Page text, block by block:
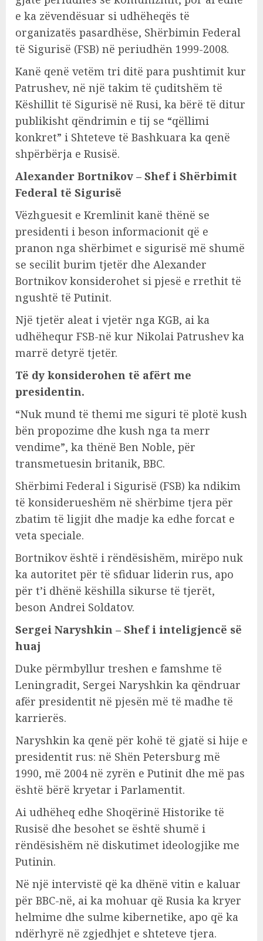
e ka zëvendësuar si udhëheqës të
organizatës pasardhëse, Shërbimin Federal
të Sigurisë (FSB) në periudhën 1999-2008.
Kanë qenë vetëm tri ditë para pushtimit kur
Patrushev, në një takim të çuditshëm të
Këshillit të Sigurisë në Rusi, ka bërë të ditur
publikisht qëndrimin e tij se “qëllimi
konkret” i Shteteve të Bashkuara ka qenë
shpërbërja e Rusisë.
Alexander Bortnikov – Shef i Shërbimit
Federal të Sigurisë
Vëzhguesit e Kremlinit kanë thënë se
presidenti i beson informacionit që e
pranon nga shërbimet e sigurisë më shumë
se secilit burim tjetër dhe Alexander
Bortnikov konsiderohet si pjesë e rrethit të
ngushtë të Putinit.
Një tjetër aleat i vjetër nga KGB, ai ka
udhëhequr FSB-në kur Nikolai Patrushev ka
marrë detyrë tjetër.
Të dy konsiderohen të afërt me
presidentin.
“Nuk mund të themi me siguri të plotë kush
bën propozime dhe kush nga ta merr
vendime”, ka thënë Ben Noble, për
transmetuesin britanik, BBC.
Shërbimi Federal i Sigurisë (FSB) ka ndikim
të konsiderueshëm në shërbime tjera për
zbatim të ligjit dhe madje ka edhe forcat e
veta speciale.
Bortnikov është i rëndësishëm, mirëpo nuk
ka autoritet për të sfiduar liderin rus, apo
për t’i dhënë këshilla sikurse të tjerët,
beson Andrei Soldatov.
Sergei Naryshkin – Shef i inteligjencë së
huaj
Duke përmbyllur treshen e famshme të
Leningradit, Sergei Naryshkin ka qëndruar
afër presidentit në pjesën më të madhe të
karrierës.
Naryshkin ka qenë për kohë të gjatë si hije e
presidentit rus: në Shën Petersburg më
1990, më 2004 në zyrën e Putinit dhe më pas
është bërë kryetar i Parlamentit.
Ai udhëheq edhe Shoqërinë Historike të
Rusisë dhe besohet se është shumë i
rëndësishëm në diskutimet ideologjike me
Putinin.
Në një intervistë që ka dhënë vitin e kaluar
për BBC-në, ai ka mohuar që Rusia ka kryer
helmime dhe sulme kibernetike, apo që ka
ndërhyrë në zgjedhjet e shteteve tjera.